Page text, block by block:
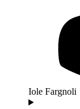
Iole Fargnoli